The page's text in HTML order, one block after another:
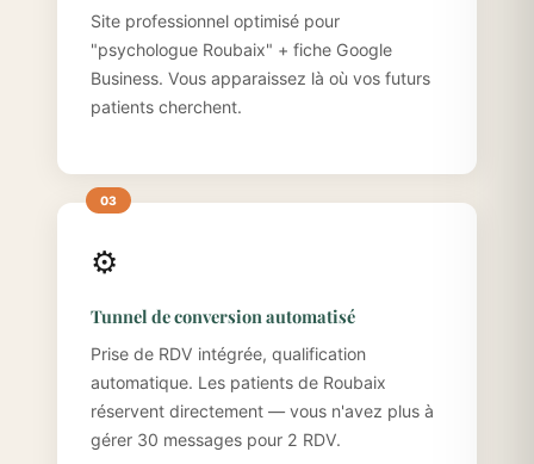
Site professionnel optimisé pour
"psychologue Roubaix" + fiche Google
Business. Vous apparaissez là où vos futurs
patients cherchent.
⚙️
Tunnel de conversion automatisé
Prise de RDV intégrée, qualification
automatique. Les patients de Roubaix
réservent directement — vous n'avez plus à
gérer 30 messages pour 2 RDV.